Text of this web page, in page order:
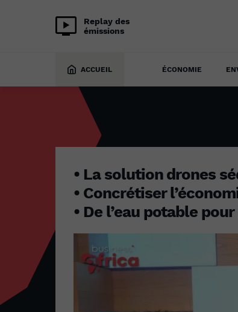
Replay des
émissions
ACCUEIL ÉCONOMIE
• La solution drones
• Concrétiser
• De l’eau potable